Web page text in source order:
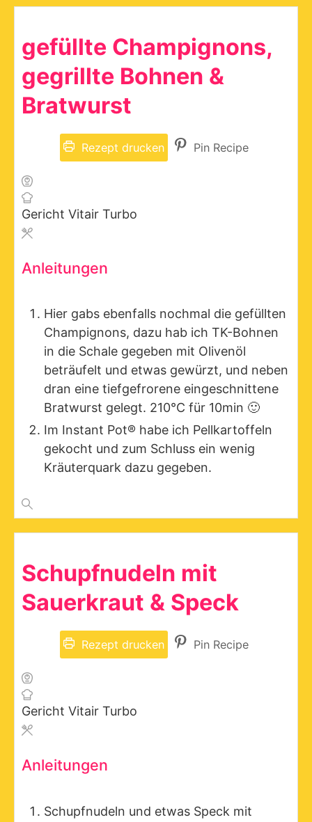
gefüllte Champignons,
gegrillte Bohnen &
Bratwurst
Rezept drucken Pin Recipe
Gericht Vitair Turbo
Anleitungen
Hier gabs ebenfalls nochmal die gefüllten
Champignons, dazu hab ich TK-Bohnen
in die Schale gegeben mit Olivenöl
beträufelt und etwas gewürzt, und neben
dran eine tiefgefrorene eingeschnittene
Bratwurst gelegt. 210°C für 10min 🙂
Im Instant Pot® habe ich Pellkartoffeln
gekocht und zum Schluss ein wenig
Kräuterquark dazu gegeben.
Schupfnudeln mit
Sauerkraut & Speck
Rezept drucken Pin Recipe
Gericht Vitair Turbo
Anleitungen
Schupfnudeln und etwas Speck mit